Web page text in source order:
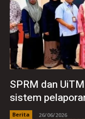
SPRM dan
sistem
Berita 26/06/2026